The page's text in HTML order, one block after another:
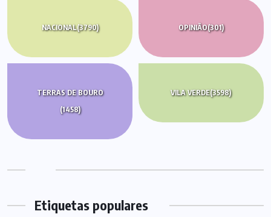
NACIONAL(3790) OPINIÃO(301)
TERRAS DE BOURO
(1458)
VILA VERDE(3598)
Etiquetas populares